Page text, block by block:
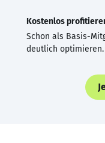
Kostenlos
Schon als Basis-
deutlich optimieren.